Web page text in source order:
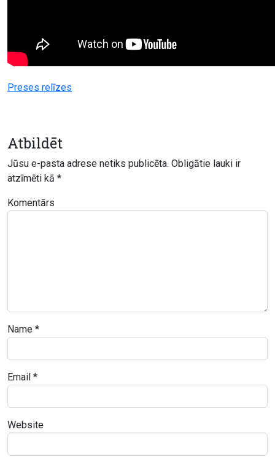
Preses relīzes
Atbildēt
Jūsu e-pasta adrese netiks publicēta. Obligātie lauki ir
atzīmēti kā *
Komentārs
Name *
Email *
Website